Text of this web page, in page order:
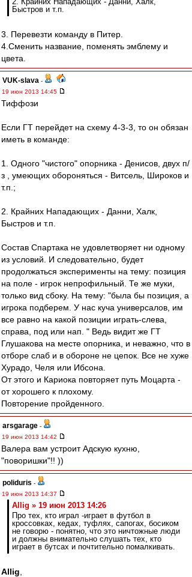
Быстров и т.п.
3. Перевезти команду в Питер.
4.Сменить название, поменять эмблему и
цвета.
VUK-slava -
19 июн 2013 14:45
Тиффози
Если ГТ перейдет на схему 4-3-3, то он обязан
иметь в команде:
1. Одного "чистого" опорника - Денисов, двух п/
з , умеющих обороняться - Витсель, Широков и
т.п.;
2. Крайних Нападающих - Данни, Халк,
Быстров и т.п.
Состав Спартака не удовлетворяет ни одному
из условий. И следовательно, будет
продолжаться эксперименты на тему: позиция
на поле - игрок непрофильный. Те же муки,
только вид сбоку. На тему: "была бы позиция, а
игрока подберем. У нас куча универсалов, им
все равно на какой позиции играть-слева,
справа, под или нап. " Ведь видит же ГТ
Глушакова на месте опорника, и неважно, что в
отборе слаб и в обороне не цепок. Все не хуже
Хурадо, Челя или Ибсона.
От этого и Кариока повторяет путь Моцарта -
от хорошего к плохому.
Повторение пройденного.
arsgarage -
19 июн 2013 14:42
Валера вам устроит Адскую кухню,
"поворишки"!! ))
poliduris -
19 июн 2013 14:37
Allig » 19 июн 2013 14:26
Про тех, кто играл -играет в футбол в
кроссовках, кедах, туфлях, сапогах, босиком
не говорю - понятно, что это ничтожные люди
и должны внимательно слушать тех, кто
играет в бутсах и почтительно помалкивать.
Allig